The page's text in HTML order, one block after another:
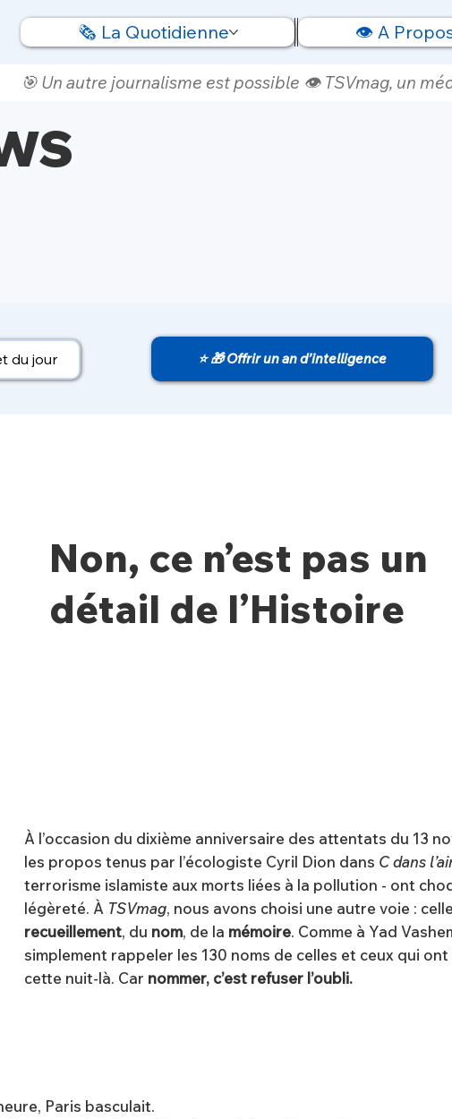
🗞️ La Quotidienne 👁️ A
🎯 Un autre journalisme est possible 👁️ TSVmag, un
du jour ⭐ 🎁 Offrir un an d’intelligence
Non, ce n’est pas un
détail de l’Histoire
À l’occasion du dixième anniversaire des attentats du 13
les propos tenus par l’écologiste Cyril Dion dans C dans
terrorisme islamiste aux morts liées à la pollution - ont
légèreté. À TSVmag, nous avons choisi une autre voie :
recueillement, du nom, de la mémoire. Comme à Yad
simplement rappeler les 130 noms de celles et ceux qui
cette nuit-là. Car nommer, c’est refuser l’oubli.
Paris basculait.